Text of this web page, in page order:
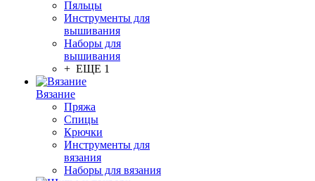
Пяльцы
Инструменты для
вышивания
Наборы для
вышивания
+ ЕЩЕ 1
Вязание
Пряжа
Спицы
Крючки
Инструменты для
вязания
Наборы для вязания